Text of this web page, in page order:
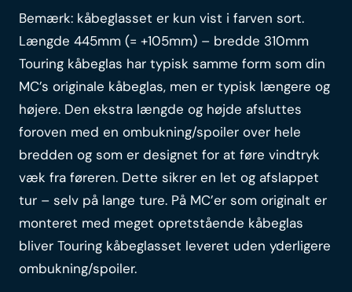
Bemærk: kåbeglasset er kun vist i farven sort.
Længde 445mm (= +105mm) – bredde 310mm
Touring kåbeglas har typisk samme form som din
MC’s originale kåbeglas, men er typisk længere og
højere. Den ekstra længde og højde afsluttes
foroven med en ombukning/spoiler over hele
bredden og som er designet for at føre vindtryk
væk fra føreren. Dette sikrer en let og afslappet
tur – selv på lange ture. På MC’er som originalt er
monteret med meget opretstående kåbeglas
bliver Touring kåbeglasset leveret uden yderligere
ombukning/spoiler.